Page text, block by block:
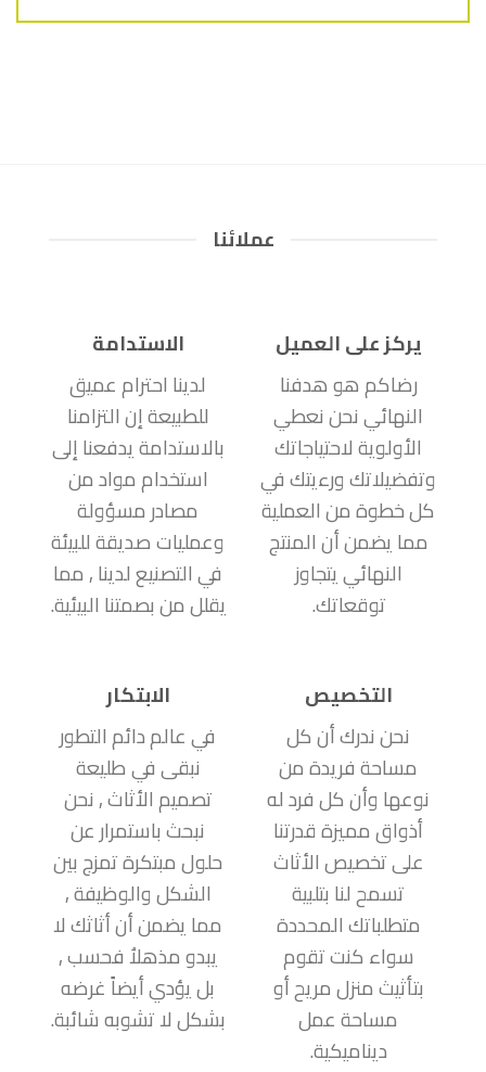
عملائنا
يركز على العميل
رضاكم هو هدفنا
النهائي نحن نعطي
الأولوية لاحتياجاتك
وتفضيلاتك ورءيتك في
كل خطوة من العملية
مما يضمن أن المنتج
النهائي يتجاوز
توقعاتك.
الاستدامة
لدينا احترام عميق
للطبيعة إن التزامنا
بالاستدامة يدفعنا إلى
استخدام مواد من
مصادر مسؤولة
وعمليات صديقة للبيئة
في التصنيع لدينا , مما
يقلل من بصمتنا البيئية.
التخصيص
نحن ندرك أن كل
مساحة فريدة من
نوعها وأن كل فرد له
أذواق مميزة قدرتنا
على تخصيص الأثاث
تسمح لنا بتلبية
متطلباتك المحددة
سواء كنت تقوم
بتأثيث منزل مريح أو
مساحة عمل
ديناميكية.
الابتكار
في عالم دائم التطور
نبقى في طليعة
تصميم الأثاث , نحن
نبحث باستمرار عن
حلول مبتكرة تمزج بين
الشكل والوظيفة ,
مما يضمن أن أثاثك لا
يبدو مذهلاُ فحسب ,
بل يؤدي أيضاً غرضه
بشكل لا تشوبه شائبة.